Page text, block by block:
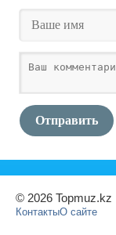
Отправить
© 2026 Topmuz.kz
КонтактыО сайте